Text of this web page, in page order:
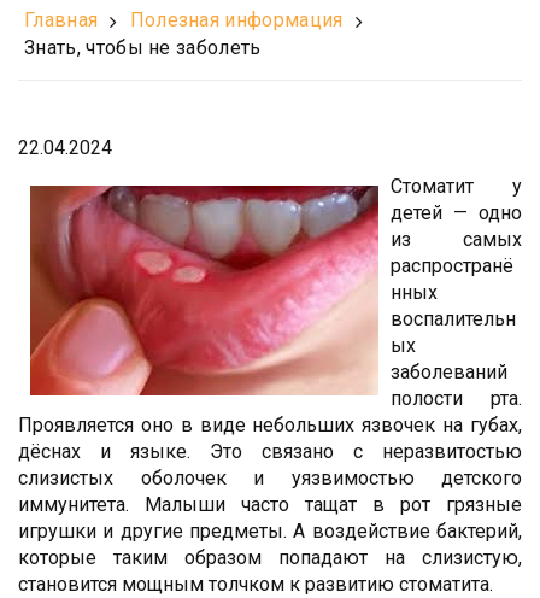
Главная
Полезная информация
Знать, чтобы не заболеть
22.04.2024
Стоматит у
детей — одно
из самых
распространё
нных
воспалительн
ых
заболеваний
полости рта.
Проявляется оно в виде небольших язвочек на губах,
дёснах и языке. Это связано с неразвитостью
слизистых оболочек и уязвимостью детского
иммунитета. Малыши часто тащат в рот грязные
игрушки и другие предметы. А воздействие бактерий,
которые таким образом попадают на слизистую,
становится мощным толчком к развитию стоматита.